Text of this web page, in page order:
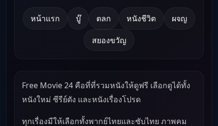
หน้าแรก บู๊ ตลก หนังชีวิต ผจญ
สยองขวัญ
Free Movie 24 คือที่ที่รวมหนังให้ดูฟรี เลือกดูได้ทั้ง
หนังใหม่ ซีรีย์ดัง และหนังเรื่องโปรด
ทุกเรื่องมีให้เลือกทั้งพากย์ไทยและซับไทย ภาพคม